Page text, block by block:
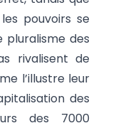
pouvoirs se
des
rivalisent de
l’illustre leur
des
des 7000